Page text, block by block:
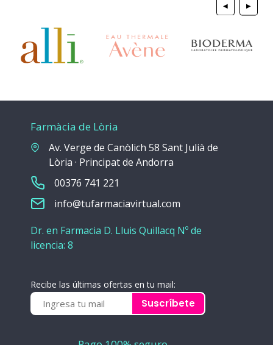
◀ ▶
Farmàcia de Lòria
Av. Verge de Canòlich 58 Sant Julià de
Lòria · Principat de Andorra
00376 741 221
info@tufarmaciavirtual.com
Dr. en Farmacia D. Lluis Quillacq Nº de
licencia: 8
Recibe las últimas ofertas en tu mail:
Suscríbete